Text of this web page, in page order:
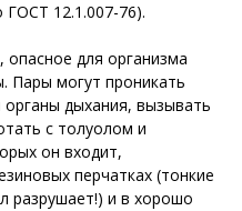
ГОСТ 12.1.007-76).
для организма
Пары могут проникать
дыхания, вызывать
с толуолом и
он входит,
перчатках (тонкие
разрушает!) и в хорошо